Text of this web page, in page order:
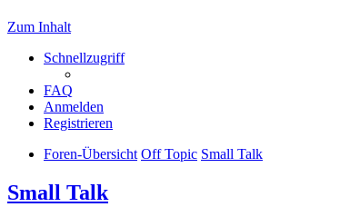
Zum Inhalt
Schnellzugriff
FAQ
Anmelden
Registrieren
Foren-Übersicht Off Topic Small Talk
Small Talk